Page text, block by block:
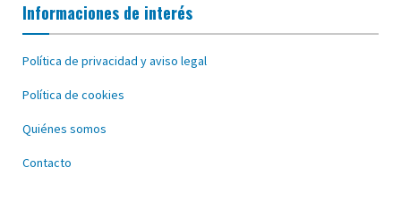
Informaciones de interés
Política de privacidad y aviso legal
Política de cookies
Quiénes somos
Contacto